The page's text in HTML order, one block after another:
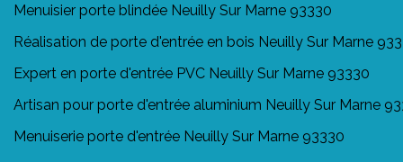
Menuisier porte blindée Neuilly Sur Marne 93330
Réalisation de porte d'entrée en bois Neuilly Sur Marne
Expert en porte d'entrée PVC Neuilly Sur Marne 93330
Artisan pour porte d'entrée aluminium Neuilly Sur Marne
Menuiserie porte d'entrée Neuilly Sur Marne 93330